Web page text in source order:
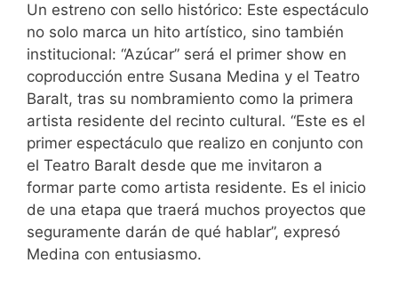
Un estreno con sello histórico: Este espectáculo
no solo marca un hito artístico, sino también
institucional: “Azúcar” será el primer show en
coproducción entre Susana Medina y el Teatro
Baralt, tras su nombramiento como la primera
artista residente del recinto cultural. “Este es el
primer espectáculo que realizo en conjunto con
el Teatro Baralt desde que me invitaron a
formar parte como artista residente. Es el inicio
de una etapa que traerá muchos proyectos que
seguramente darán de qué hablar”, expresó
Medina con entusiasmo.